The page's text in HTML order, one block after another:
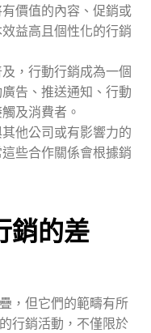
價值的內容、促銷或
益高且個性化的行銷
，行動行銷成為一個
告、推送通知、行動
及消費者。
他公司或有影響力的
些合作關係會根據銷
銷的差
，但它們的範疇有所
行銷活動，不僅限於